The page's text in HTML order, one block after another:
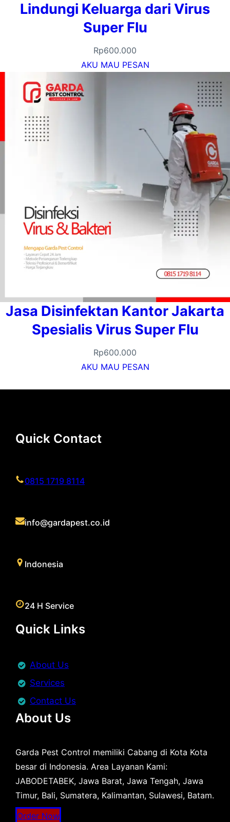
Lindungi Keluarga dari Virus
Super Flu
Rp600.000
AKU MAU PESAN
Jasa Disinfektan Kantor Jakarta
Spesialis Virus Super Flu
Rp600.000
AKU MAU PESAN
Quick Contact
0815 1719 8114
info@gardapest.co.id
Indonesia
24 H Service
Quick Links
About Us
Services
Contact Us
About Us
Garda Pest Control memiliki Cabang di Kota Kota
besar di Indonesia. Area Layanan Kami:
JABODETABEK, Jawa Barat, Jawa Tengah, Jawa
Timur, Bali, Sumatera, Kalimantan, Sulawesi, Batam.
Order Now